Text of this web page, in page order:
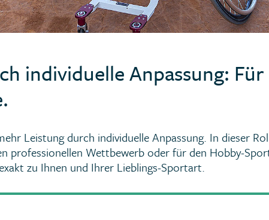
individuelle Anpassung:
Leistung durch individuelle Anpassung. In dieser
professionellen Wettbewerb oder für den Hobby-
zu Ihnen und Ihrer Lieblings-Sportart.